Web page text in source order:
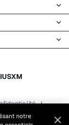
|
|
notre